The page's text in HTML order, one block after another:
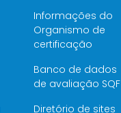
Informações do
Organismo de
certificação
Banco de dados
de avaliação SQF
Diretório de sites